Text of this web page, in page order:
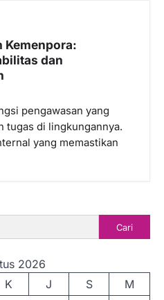
Kemenpora:
dan
pengawasan yang
tugas di lingkungannya.
yang memastikan
Cari
2026
K J S M